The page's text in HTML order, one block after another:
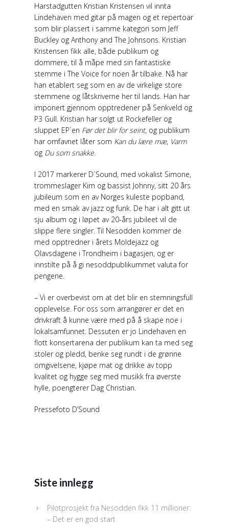
Harstadgutten Kristian Kristensen vil innta
Lindehaven med gitar på magen og et repertoar
som blir plassert i samme kategori som Jeff
Buckley og Anthony and The Johnsons. Kristian
Kristensen fikk alle, både publikum og
dommere, til å måpe med sin fantastiske
stemme i The Voice for noen år tilbake. Nå har
han etablert seg som en av de virkelige store
stemmene og låtskriverne her til lands. Han har
imponert gjennom opptredener på Senkveld og
P3 Gull. Kristian har solgt ut Rockefeller og
sluppet EP`en Før det blir for seint, og publikum
har omfavnet låter som Kan du lære mæ, Varm
og Du som snakke.
I 2017 markerer D`Sound, med vokalist Simone,
trommeslager Kim og bassist Johnny, sitt 20 års
jubileum som en av Norges kuleste popband,
med en smak av jazz og funk. De har i alt gitt ut
sju album og i løpet av 20-års jubileet vil de
slippe flere singler. Til Nesodden kommer de
med opptredner i årets Moldejazz og
Olavsdagene i Trondheim i bagasjen, og er
innstilte på å gi nesoddpublikummet valuta for
pengene.
– Vi er overbevist om at det blir en stemningsfull
opplevelse. For oss som arrangører er det en
drivkraft å kunne være med på å skape noe i
lokalsamfunnet. Dessuten er jo Lindehaven en
flott konsertarena der publikum kan ta med seg
stoler og pledd, benke seg rundt i de grønne
omgivelsene, kjøpe mat og drikke av topp
kvalitet og hygge seg med musikk fra øverste
hylle, poengterer Dag Christian.
Pressefoto D’Sound
Siste innlegg
Pilotprosjekt fra Nesodden fikk 11 millioner:
– Det er en god start